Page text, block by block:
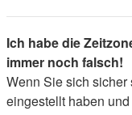
Ich habe die
immer noch falsch!
Wenn Sie sich
eingestellt haben